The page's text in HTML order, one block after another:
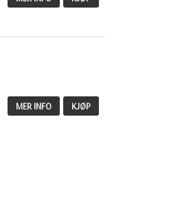
KJØP
MER INFO